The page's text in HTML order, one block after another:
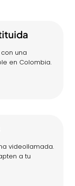
una
en Colombia.
videollamada.
a tu